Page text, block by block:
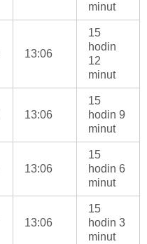
minut
13:06
15
hodin
12
minut
13:06
15
hodin 9
minut
13:06
15
hodin 6
minut
13:06
15
hodin 3
minut